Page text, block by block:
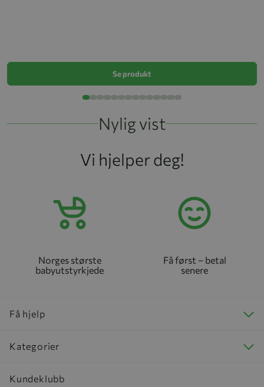
Se produkt
Nylig vist
Vi hjelper deg!
Norges største
babyutstyrkjede
Få først – betal
senere
Få hjelp
Kategorier
Kundeklubb